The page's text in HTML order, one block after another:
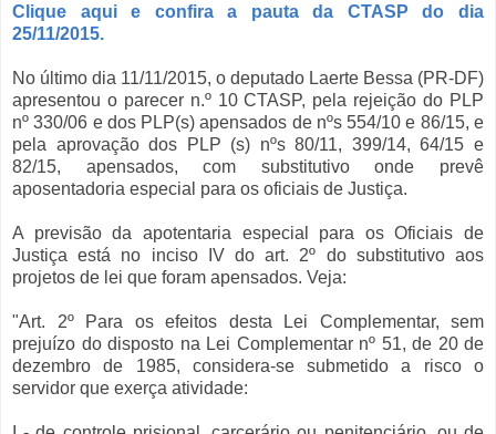
Clique aqui e confira a pauta da CTASP do dia
25/11/2015.
No último dia 11/11/2015, o deputado Laerte Bessa (PR-DF)
apresentou o parecer n.º 10 CTASP, pela rejeição do PLP
nº 330/06 e dos PLP(s) apensados de nºs 554/10 e 86/15, e
pela aprovação dos PLP (s) nºs 80/11, 399/14, 64/15 e
82/15, apensados, com substitutivo onde prevê
aposentadoria especial para os oficiais de Justiça.
A previsão da apotentaria especial para os Oficiais de
Justiça está no inciso IV do art. 2º do substitutivo aos
projetos de lei que foram apensados. Veja:
"Art. 2º Para os efeitos desta Lei Complementar, sem
prejuízo do disposto na Lei Complementar nº 51, de 20 de
dezembro de 1985, considera-se submetido a risco o
servidor que exerça atividade: